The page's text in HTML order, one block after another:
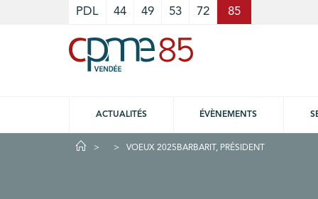
PDL 44 49 53 72 85
ACTUALITÉS ÉVÈNEMENTS
VOEUX 2025BARBARIT, PRÉSIDENT
Cookies management panel